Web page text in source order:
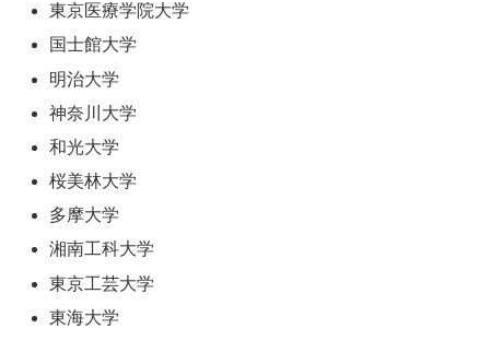
東京医療学院大学
国士館大学
明治大学
神奈川大学
和光大学
桜美林大学
多摩大学
湘南工科大学
東京工芸大学
東海大学